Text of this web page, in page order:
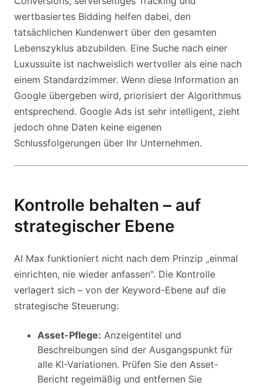
wertbasiertes Bidding helfen dabei, den
tatsächlichen Kundenwert über den gesamten
Lebenszyklus abzubilden. Eine Suche nach einer
Luxussuite ist nachweislich wertvoller als eine nach
einem Standardzimmer. Wenn diese Information an
Google übergeben wird, priorisiert der Algorithmus
entsprechend. Google Ads ist sehr intelligent, zieht
jedoch ohne Daten keine eigenen
Schlussfolgerungen über Ihr Unternehmen.
Kontrolle behalten – auf
strategischer Ebene
AI Max funktioniert nicht nach dem Prinzip „einmal
einrichten, nie wieder anfassen". Die Kontrolle
verlagert sich – von der Keyword-Ebene auf die
strategische Steuerung:
Asset-Pflege: Anzeigentitel und
Beschreibungen sind der Ausgangspunkt für
alle KI-Variationen. Prüfen Sie den Asset-
Bericht regelmäßig und entfernen Sie